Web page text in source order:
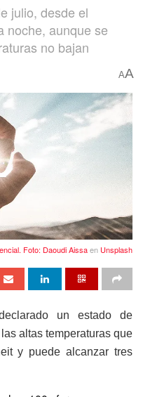
julio, desde el
noche, aunque se
no bajan
AA
Foto: Daoudi Aissaen Unsplash
un estado de
altas temperaturas que
y puede alcanzar tres